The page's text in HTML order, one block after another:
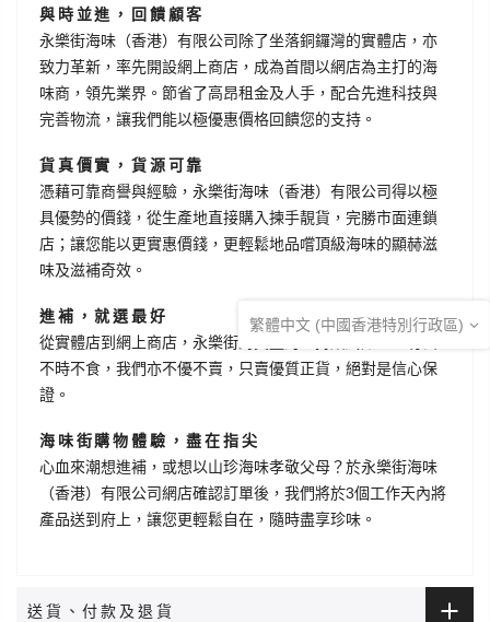
與時並進，回饋顧客
永樂街海味（香港）有限公司除了坐落銅鑼灣的實體店，亦
致力革新，率先開設網上商店，成為首間以網店為主打的海
味商，領先業界。節省了高昂租金及人手，配合先進科技與
完善物流，讓我們能以極優惠價格回饋您的支持。
貨真價實，貨源可靠
憑藉可靠商譽與經驗，永樂街海味（香港）有限公司得以極
具優勢的價錢，從生產地直接購入揀手靚貨，完勝市面連鎖
店；讓您能以更實惠價錢，更輕鬆地品嚐頂級海味的顯赫滋
味及滋補奇效。
進補，就選最好
從實體店到網上商店，永樂街對質量的堅持始終如一。有云
不時不食，我們亦不優不賣，只賣優質正貨，絕對是信心保
證。
海味街購物體驗，盡在指尖
心血來潮想進補，或想以山珍海味孝敬父母？於永樂街海味
（香港）有限公司網店確認訂單後，我們將於3個工作天內將
產品送到府上，讓您更輕鬆自在，隨時盡享珍味。
送貨、付款及退貨
繁體中文 (中國香港特別行政區)